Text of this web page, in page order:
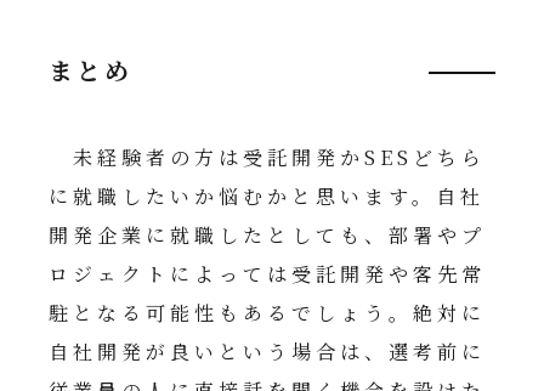
まとめ
未経験者の方は受託開発かSESどちら
に就職したいか悩むかと思います。自社
開発企業に就職したとしても、部署やプ
ロジェクトによっては受託開発や客先常
駐となる可能性もあるでしょう。絶対に
自社開発が良いという場合は、選考前に